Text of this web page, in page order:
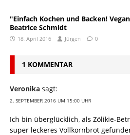
"Einfach Kochen und Backen!
Beatrice Schmidt
18. April 2016 Jürgen 0
1 KOMMENTAR
Veronika sagt:
2. SEPTEMBER 2016 UM 15:00 UHR
Ich bin überglücklich, als Zölikie-
super leckeres Vollkornbrot